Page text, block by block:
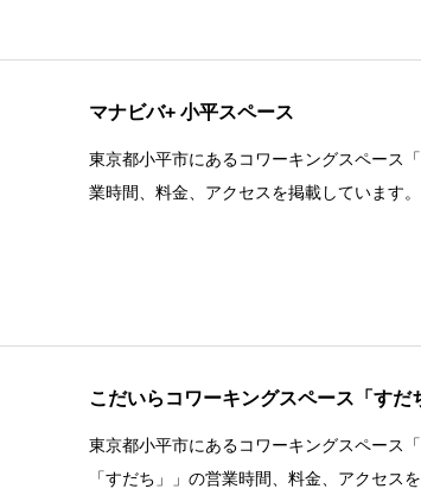
マナビバ+ 小平スペース
東京都小平市にあるコワーキングスペース
業時間、料金、アクセスを掲載しています
こだいらコワーキングスペース「すだ
東京都小平市にあるコワーキングスペース
「すだち」」の営業時間、料金、アクセス